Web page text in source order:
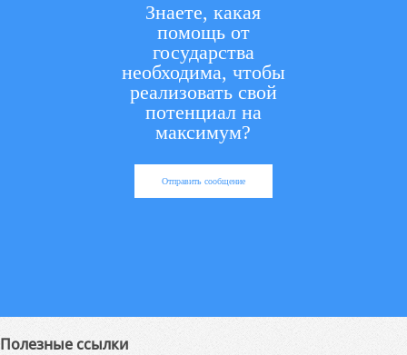
Знаете, какая
помощь от
государства
необходима, чтобы
реализовать свой
потенциал на
максимум?
Отправить сообщение
Полезные ссылки